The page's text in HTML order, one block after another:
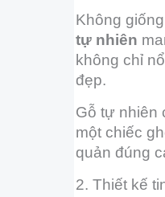
Không
tự nhiên
không chỉ
đẹp.
Gỗ tự nhiên
một chiếc
quản đúng
2. Thiết kế